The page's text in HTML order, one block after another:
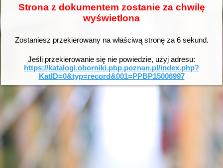
Strona z dokumentem zostanie za chwilę
wyświetlona
Zostaniesz przekierowany na właściwą stronę za 6sekund.
Jeśli przekierowanie się nie powiedzie, użyj adresu:
https://katalogi.oborniki.pbp.poznan.pl/index.php?
KatID=0&typ=record&001=PPBP15006997